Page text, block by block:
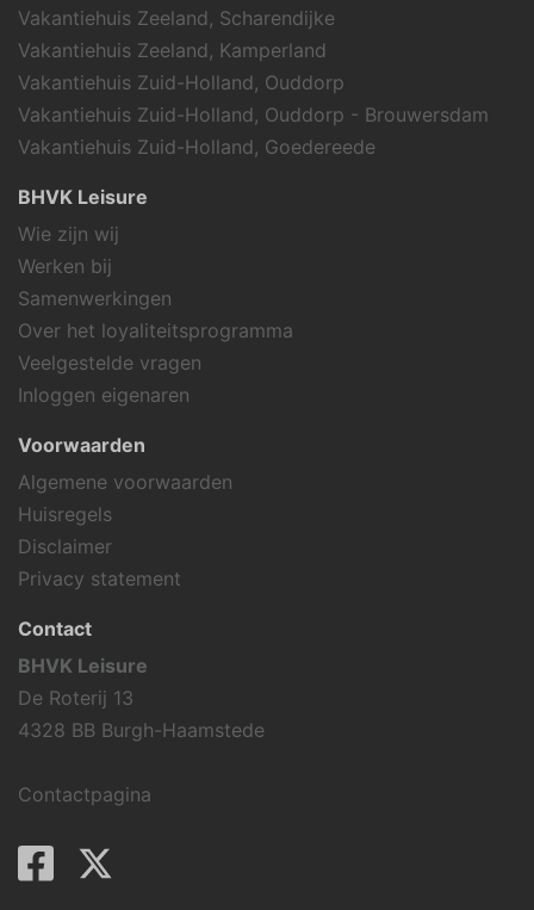
Vakantiehuis Zeeland, Scharendijke
Vakantiehuis Zeeland, Kamperland
Vakantiehuis Zuid-Holland, Ouddorp
Vakantiehuis Zuid-Holland, Ouddorp - Brouwersdam
Vakantiehuis Zuid-Holland, Goedereede
BHVK Leisure
Wie zijn wij
Werken bij
Samenwerkingen
Over het loyaliteitsprogramma
Veelgestelde vragen
Inloggen eigenaren
Voorwaarden
Algemene voorwaarden
Huisregels
Disclaimer
Privacy statement
Contact
BHVK Leisure
De Roterij 13
4328 BB Burgh-Haamstede
Contactpagina